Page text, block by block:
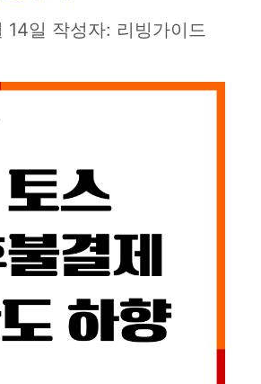
14일 작성자: 리빙가이드